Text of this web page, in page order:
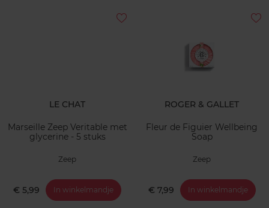
LE CHAT
Marseille Zeep Veritable met
glycerine - 5 stuks
Zeep
€ 5,99 In winkelmandje
ROGER & GALLET
Fleur de Figuier Wellbeing
Soap
Zeep
€ 7,99 In winkelmandje